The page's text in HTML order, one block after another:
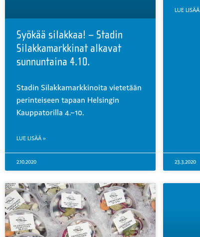
Syökää silakkaa! – Stadin
Silakkamarkkinat alkavat
sunnuntaina 4.10.
Stadin Silakkamarkkinoita vietetään
perinteiseen tapaan Helsingin
Kauppatorilla 4.–10.
LUE LISÄÄ »
2.10.2020
LUE
23.3.2020